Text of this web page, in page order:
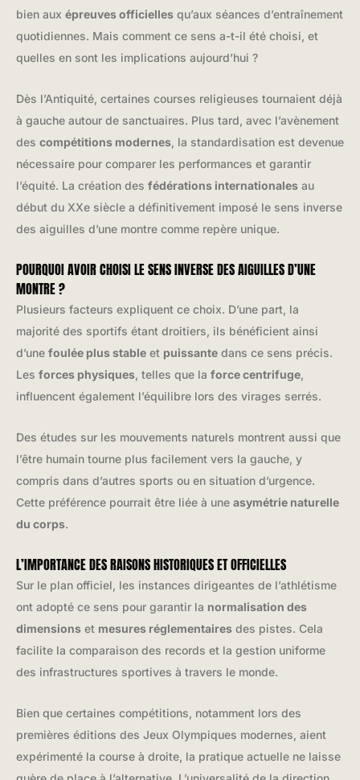
bien aux épreuves officielles qu’aux séances d’entraînement
quotidiennes. Mais comment ce sens a-t-il été choisi, et
quelles en sont les implications aujourd’hui ?
Dès l’Antiquité, certaines courses religieuses tournaient déjà
à gauche autour de sanctuaires. Plus tard, avec l’avènement
des compétitions modernes , la standardisation est devenue
nécessaire pour comparer les performances et garantir
l’équité. La création des fédérations internationales au
début du XXe siècle a définitivement imposé le sens inverse
des aiguilles d’une montre comme repère unique.
POURQUOI AVOIR CHOISI LE SENS INVERSE DES AIGUILLES D’UNE
MONTRE ?
Plusieurs facteurs expliquent ce choix. D’une part, la
majorité des sportifs étant droitiers, ils bénéficient ainsi
d’une foulée plus stable et puissante dans ce sens précis.
Les forces physiques , telles que la force centrifuge
influencent également l’équilibre lors des virages serrés.
Des études sur les mouvements naturels montrent aussi que
l’être humain tourne plus facilement vers la gauche, y
compris dans d’autres sports ou en situation d’urgence.
Cette préférence pourrait être liée à une asymétrie naturelle
du corps.
L’IMPORTANCE DES RAISONS HISTORIQUES ET OFFICIELLES
Sur le plan officiel, les instances dirigeantes de l’athlétisme
ont adopté ce sens pour garantir la normalisation des
dimensions et mesures réglementaires des pistes. Cela
facilite la comparaison des records et la gestion uniforme
des infrastructures sportives à travers le monde.
Bien que certaines compétitions, notamment lors des
premières éditions des Jeux Olympiques modernes, aient
expérimenté la course à droite, la pratique actuelle ne laisse